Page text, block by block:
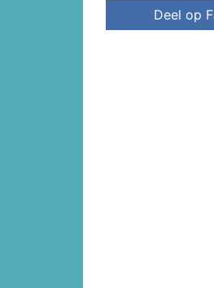
Deel op